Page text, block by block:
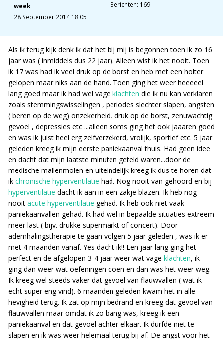
week
28 September 2014 18:05
Berichten: 169
Als ik terug kijk denk ik dat het bij mij is begonnen toen ik zo 16
jaar was ( inmiddels dus 22 jaar). Alleen wist ik het nooit. Toen
ik 17 was had ik veel druk op de borst en heb met een holter
gelopen maar niks aan de hand. Toen ging het weer heeeeel
lang goed maar ik had wel vage klachten die ik nu kan verklaren
zoals stemmingswisselingen , periodes slechter slapen, angsten
( beren op de weg) onzekerheid, druk op de borst, zenuwachtig
gevoel , depressies etc ...alleen soms ging het ook jaaaren goed
en was ik juist heel erg zelfverzekerd, vrolijk, sportief etc. 5 jaar
geleden kreeg ik mijn eerste paniekaanval thuis. Had geen idee
en dacht dat mijn laatste minuten geteld waren...door de
medische mallenmolen en uiteindelijk kreeg ik dus te horen dat
ik chronische hyperventilatie had. Nog nooit van gehoord en bij
hyperventilatie dacht ik aan in een zakje blazen. Ik heb nog
nooit acute hyperventilatie gehad. Ik heb ook niet vaak
paniekaanvallen gehad. Ik had wel in bepaalde situaties extreem
meer last ( bijv. drukke supermarkt of concert). Door
ademhalingstherapie te gaan volgen 5 jaar geleden , was ik er
met 4 maanden vanaf. Yes dacht ik!! Een jaar lang ging het
perfect en de afgelopen 3-4 jaar weer wat vage klachten, ik
ging dan weer wat oefeningen doen en dan was het weer weg.
Ik kreeg wel steeds vaker dat gevoel van flauwvallen ( wat ik
echt super eng vind). 6 maanden geleden kwam het in alle
hevigheid terug. Ik zat op mijn bedrand en kreeg dat gevoel van
flauwvallen maar omdat ik zo bang was, kreeg ik een
paniekaanval en dat gevoel achter elkaar. Ik durfde niet te
slapen en ik was weer helemaal terug bij af. De angst voor het